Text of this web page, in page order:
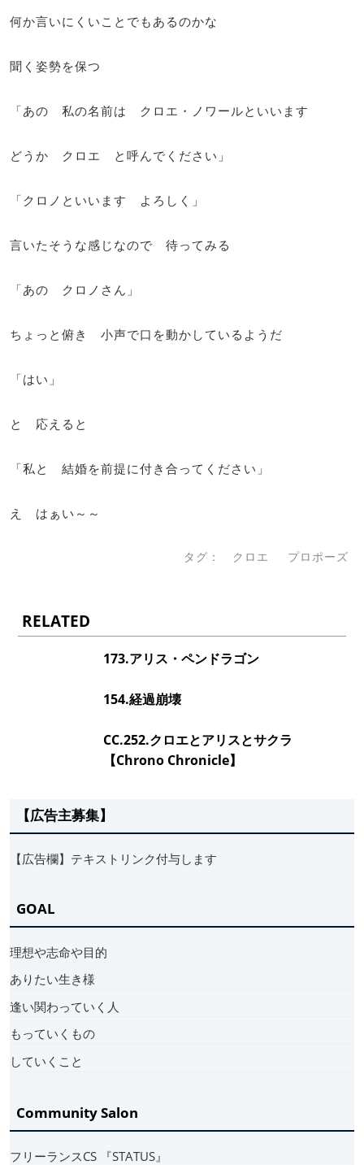
何か言いにくいことでもあるのかな
聞く姿勢を保つ
「あの 私の名前は クロエ・ノワールといいます
どうか クロエ と呼んでください」
「クロノといいます よろしく」
言いたそうな感じなので 待ってみる
「あの クロノさん」
ちょっと俯き 小声で口を動かしているようだ
「はい」
と 応えると
「私と 結婚を前提に付き合ってください」
え はぁい～～
タグ： クロエ プロポーズ
RELATED
173.アリス・ペンドラゴン
154.経過崩壊
CC.252.クロエとアリスとサクラ
【Chrono Chronicle】
【広告主募集】
【広告欄】テキストリンク付与します
GOAL
理想や志命や目的
ありたい生き様
逢い関わっていく人
もっていくもの
していくこと
Community Salon
フリーランスCS 『STATUS』